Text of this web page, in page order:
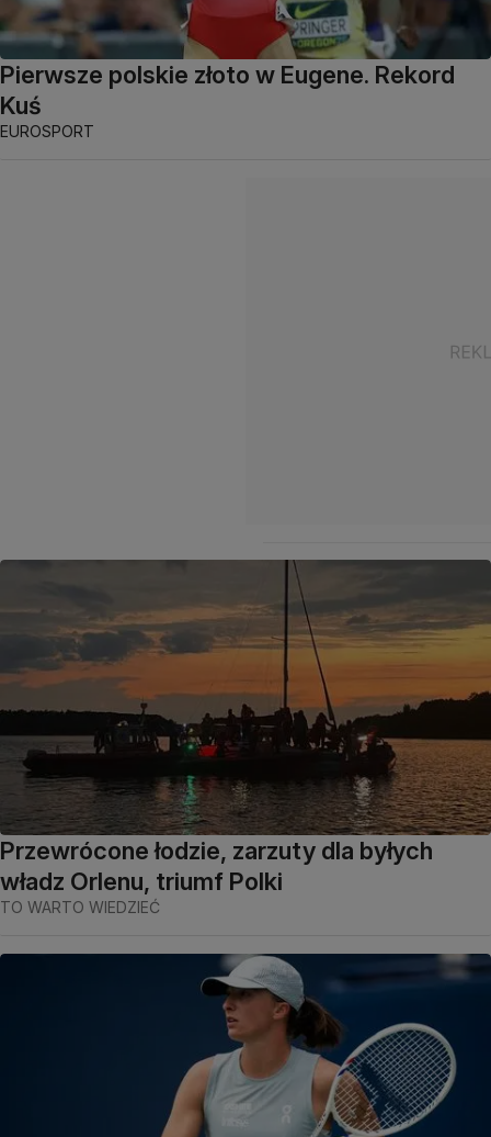
Pierwsze polskie złoto w Eugene. Rekord
Kuś
EUROSPORT
Przewrócone łodzie, zarzuty dla byłych
władz Orlenu, triumf Polki
TO WARTO WIEDZIEĆ